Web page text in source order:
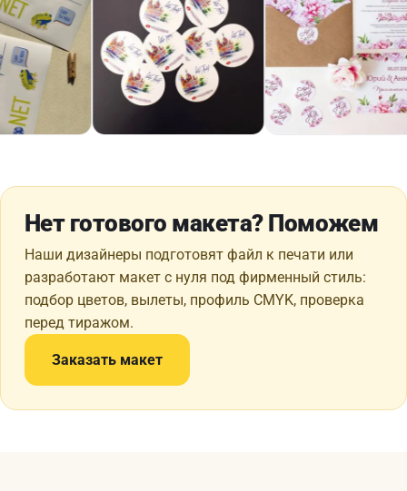
Нет готового макета? Поможем
Наши дизайнеры подготовят файл к печати или
разработают макет с нуля под фирменный стиль:
подбор цветов, вылеты, профиль CMYK, проверка
перед тиражом.
Заказать макет